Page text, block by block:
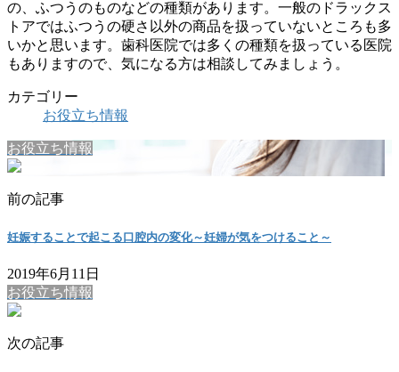
の、ふつうのものなどの種類があります。一般のドラックス
トアではふつうの硬さ以外の商品を扱っていないところも多
いかと思います。歯科医院では多くの種類を扱っている医院
もありますので、気になる方は相談してみましょう。
カテゴリー
お役立ち情報
お役立ち情報
前の記事
妊娠することで起こる口腔内の変化～妊婦が気をつけること～
2019年6月11日
お役立ち情報
次の記事